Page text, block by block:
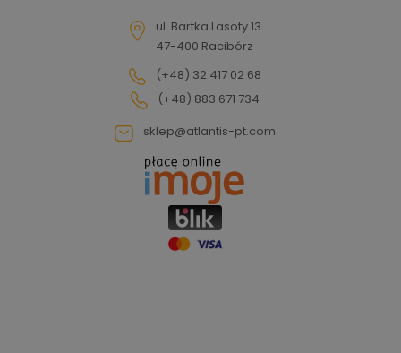
ul. Bartka Lasoty 13
47-400 Racibórz
(+48) 32 417 02 68
(+48) 883 671 734
sklep@atlantis-pt.com